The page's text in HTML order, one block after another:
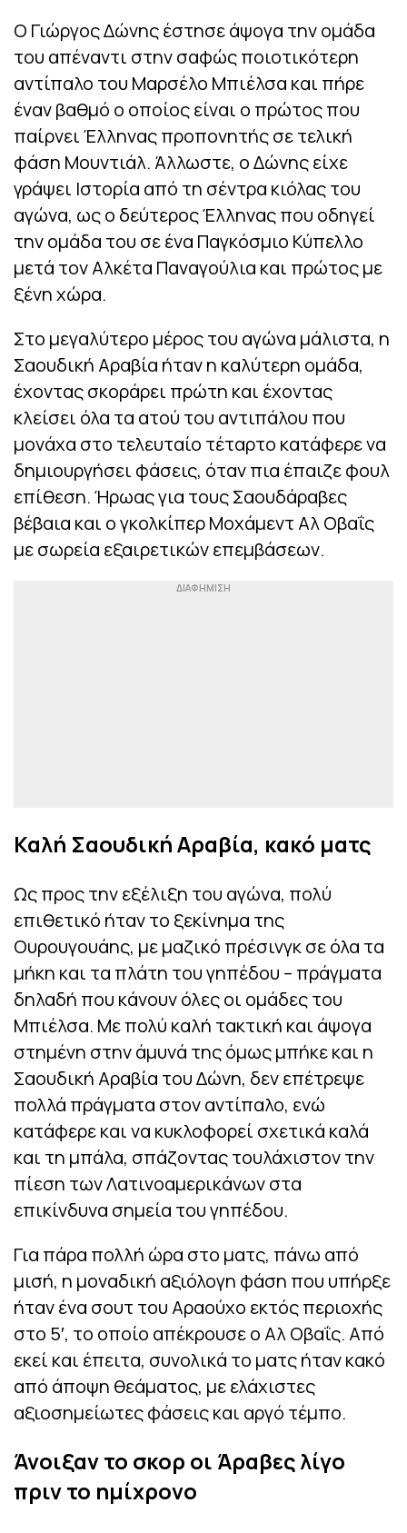
Ο Γιώργος Δώνης έστησε άψογα την ομάδα
του απέναντι στην σαφώς ποιοτικότερη
αντίπαλο του Μαρσέλο Μπιέλσα και πήρε
έναν βαθμό ο οποίος είναι ο πρώτος που
παίρνει Έλληνας προπονητής σε τελική
φάση Μουντιάλ. Άλλωστε, ο Δώνης είχε
γράψει Ιστορία από τη σέντρα κιόλας του
αγώνα, ως ο δεύτερος Έλληνας που οδηγεί
την ομάδα του σε ένα Παγκόσμιο Κύπελλο
μετά τον Αλκέτα Παναγούλια και πρώτος με
ξένη χώρα.
Στο μεγαλύτερο μέρος του αγώνα μάλιστα, η
Σαουδική Αραβία ήταν η καλύτερη ομάδα,
έχοντας σκοράρει πρώτη και έχοντας
κλείσει όλα τα ατού του αντιπάλου που
μονάχα στο τελευταίο τέταρτο κατάφερε να
δημιουργήσει φάσεις, όταν πια έπαιζε φουλ
επίθεση. Ήρωας για τους Σαουδάραβες
βέβαια και ο γκολκίπερ Μοχάμεντ Αλ Οβαΐς
με σωρεία εξαιρετικών επεμβάσεων.
Καλή Σαουδική Αραβία, κακό ματς
Ως προς την εξέλιξη του αγώνα, πολύ
επιθετικό ήταν το ξεκίνημα της
Ουρουγουάης, με μαζικό πρέσινγκ σε όλα τα
μήκη και τα πλάτη του γηπέδου – πράγματα
δηλαδή που κάνουν όλες οι ομάδες του
Μπιέλσα. Με πολύ καλή τακτική και άψογα
στημένη στην άμυνά της όμως μπήκε και η
Σαουδική Αραβία του Δώνη, δεν επέτρεψε
πολλά πράγματα στον αντίπαλο, ενώ
κατάφερε και να κυκλοφορεί σχετικά καλά
και τη μπάλα, σπάζοντας τουλάχιστον την
πίεση των Λατινοαμερικάνων στα
επικίνδυνα σημεία του γηπέδου.
Για πάρα πολλή ώρα στο ματς, πάνω από
μισή, η μοναδική αξιόλογη φάση που υπήρξε
ήταν ένα σουτ του Αραούχο εκτός περιοχής
στο 5′, το οποίο απέκρουσε ο Αλ Οβαΐς. Από
εκεί και έπειτα, συνολικά το ματς ήταν κακό
από άποψη θεάματος, με ελάχιστες
αξιοσημείωτες φάσεις και αργό τέμπο.
Άνοιξαν το σκορ οι Άραβες λίγο
πριν το ημίχρονο